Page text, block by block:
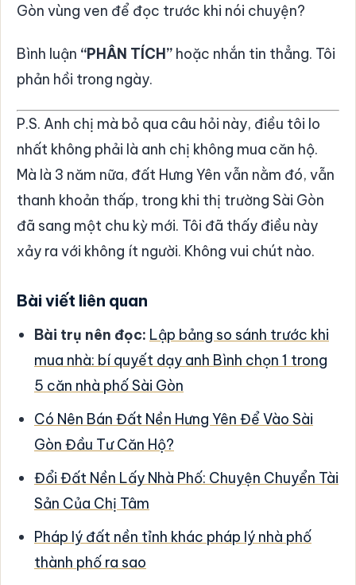
Gòn vùng ven để đọc trước khi nói chuyện?
Bình luận “PHÂN TÍCH” hoặc nhắn tin thẳng. Tôi
phản hồi trong ngày.
P.S. Anh chị mà bỏ qua câu hỏi này, điều tôi lo
nhất không phải là anh chị không mua căn hộ.
Mà là 3 năm nữa, đất Hưng Yên vẫn nằm đó, vẫn
thanh khoản thấp, trong khi thị trường Sài Gòn
đã sang một chu kỳ mới. Tôi đã thấy điều này
xảy ra với không ít người. Không vui chút nào.
Bài viết liên quan
Bài trụ nên đọc: Lập bảng so sánh trước khi
mua nhà: bí quyết dạy anh Bình chọn 1 trong
5 căn nhà phố Sài Gòn
Có Nên Bán Đất Nền Hưng Yên Để Vào Sài
Gòn Đầu Tư Căn Hộ?
Đổi Đất Nền Lấy Nhà Phố: Chuyện Chuyển Tài
Sản Của Chị Tâm
Pháp lý đất nền tỉnh khác pháp lý nhà phố
thành phố ra sao